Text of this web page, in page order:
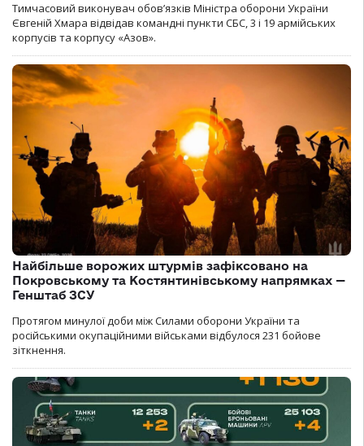
Тимчасовий виконувач обов’язків Міністра оборони України
Євгеній Хмара відвідав командні пункти СБС, 3 і 19 армійських
корпусів та корпусу «Азов».
Найбільше ворожих штурмів зафіксовано на
Покровському та Костянтинівському напрямках —
Генштаб ЗСУ
Протягом минулої доби між Силами оборони України та
російськими окупаційними військами відбулося 231 бойове
зіткнення.